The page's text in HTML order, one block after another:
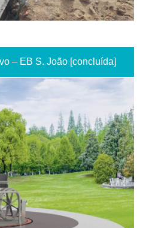
– EB S. João [concluída]